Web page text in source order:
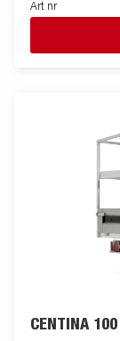
Art nr
CENTINA 100